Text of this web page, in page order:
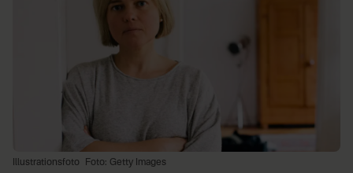
Illustrationsfoto Foto: Getty Images